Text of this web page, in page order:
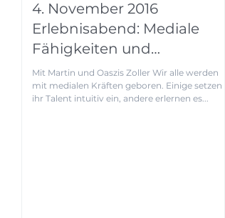
4. November 2016
Erlebnisabend: Mediale
Fähigkeiten und
Quantenphysik - Bensheim
Mit Martin und Oaszis Zoller Wir alle werden
mit medialen Kräften geboren. Einige setzen
ihr Talent intuitiv ein, andere erlernen es...